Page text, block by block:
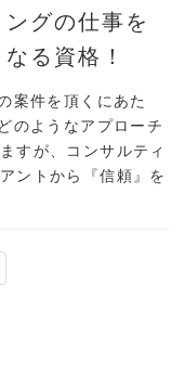
グの仕事を
る資格！
案件を頂くにあた
のようなアプローチ
すが、コンサルティ
ントから『信頼』を